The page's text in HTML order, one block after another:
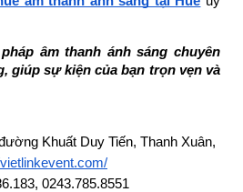
âm thanh ánh sáng chuyên
giúp sự kiện của bạn trọn vẹn và
Khuất Duy Tiến, Thanh Xuân, Hà
0243.785.8551